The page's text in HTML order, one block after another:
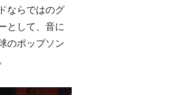
ならではのグ
として、音に
のポップソン